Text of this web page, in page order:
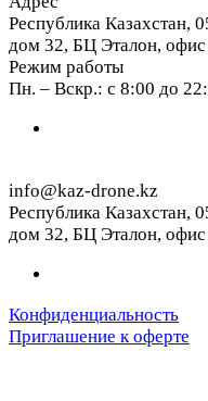
Республика Казахстан,
дом 32, БЦ Эталон,
Режим работы
Пн. – Вскр.: с 8:00 до
info@kaz-drone.kz
Республика Казахстан,
дом 32, БЦ Эталон,
Конфиденциальность
Приглашение к оферте